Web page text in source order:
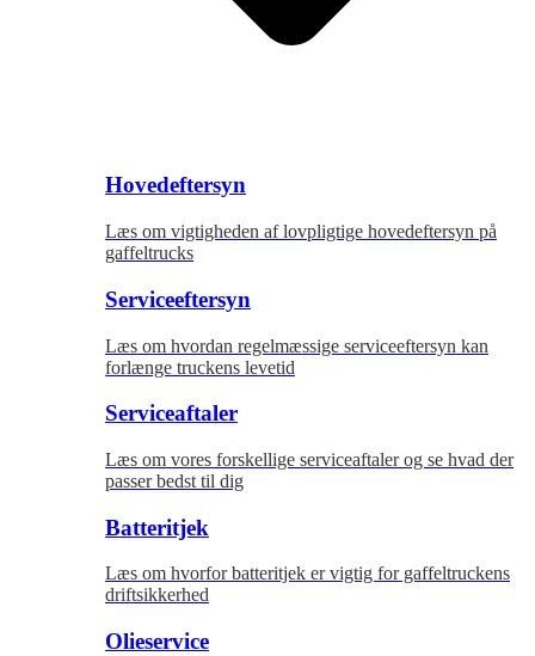
Hovedeftersyn
Læs om vigtigheden af lovpligtige hovedeftersyn på
gaffeltrucks
Serviceeftersyn
Læs om hvordan regelmæssige serviceeftersyn kan
forlænge truckens levetid
Serviceaftaler
Læs om vores forskellige serviceaftaler og se hvad der
passer bedst til dig
Batteritjek
Læs om hvorfor batteritjek er vigtig for gaffeltruckens
driftsikkerhed
Olieservice